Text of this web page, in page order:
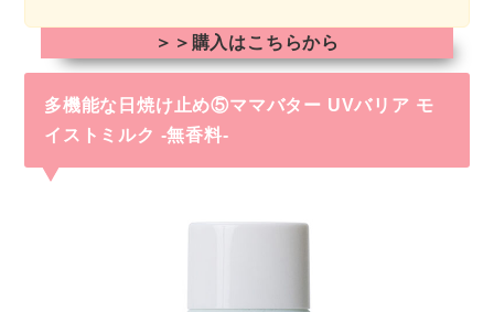
＞＞購入はこちらから
多機能な日焼け止め⑤ママバター UVバリア モ
イストミルク -無香料-